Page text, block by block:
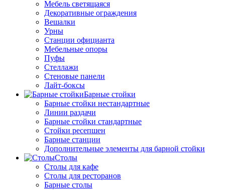
Мебель светящаяся
Декоративные ограждения
Вешалки
Урны
Станции официанта
Мебельные опоры
Пуфы
Стеллажи
Стеновые панели
Лайт-боксы
Барные стойки
Барные стойки нестандартные
Линии раздачи
Барные стойки стандартные
Стойки ресепшен
Барные станции
Дополнительные элементы для барной стойки
Столы
Столы для кафе
Столы для ресторанов
Барные столы